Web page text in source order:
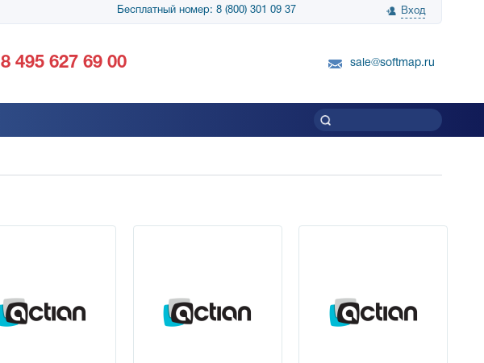
Бесплатный номер: 8 (800) 301 09 37 Вход
благодарность за поставку SnapGene...
благодарность SoftMap за помощь в
8 495 627 69 00 sale@softmap.ru